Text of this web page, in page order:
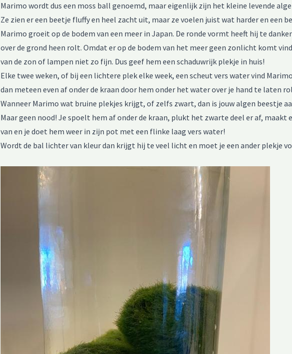
Marimo wordt dus een moss ball genoemd, maar eigenlijk zijn het kleine levende
Ze zien er een beetje fluffy en heel zacht uit, maar ze voelen juist wat harder en een
Marimo groeit op de bodem van een meer in Japan. De ronde vormt heeft hij te
over de grond heen rolt. Omdat er op de bodem van het meer geen zonlicht komt
van de zon of lampen niet zo fijn. Dus geef hem een schaduwrijk plekje in huis!
Elke twee weken, of bij een lichtere plek elke week, een scheut vers water vind
dan meteen even af onder de kraan door hem onder het water over je hand te laten
Wanneer Marimo wat bruine plekjes krijgt, of zelfs zwart, dan is jouw algen beestje
Maar geen nood! Je spoelt hem af onder de kraan, plukt het zwarte deel er af, maakt
van en je doet hem weer in zijn pot met een flinke laag vers water!
Wordt de bal lichter van kleur dan krijgt hij te veel licht en moet je een ander plekje